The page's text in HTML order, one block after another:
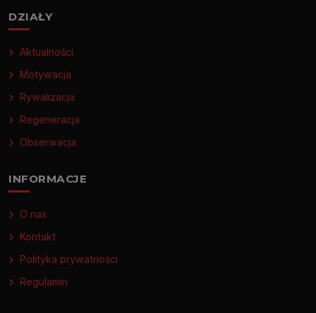
DZIAŁY
Aktualności
Motywacja
Rywalizacja
Regeneracja
Obserwacja
INFORMACJE
O nas
Kontakt
Polityka prywatności
Regulamin